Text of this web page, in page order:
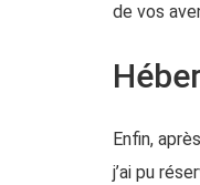
de vos
Enfin,
j’ai pu